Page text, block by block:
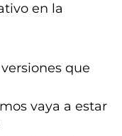
en la
que
vaya a estar